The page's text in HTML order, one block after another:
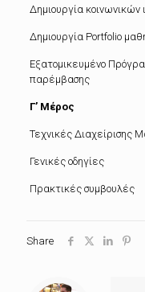
Δημιουργία κοινωνικών
Δημιουργία Portfolio
Εξατομικευμένο
παρέμβασης
Γ’ Μέρος
Τεχνικές Διαχείρισης
Γενικές οδηγίες
Πρακτικές συμβουλές
Share